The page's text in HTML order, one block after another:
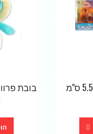
בובת פרווה